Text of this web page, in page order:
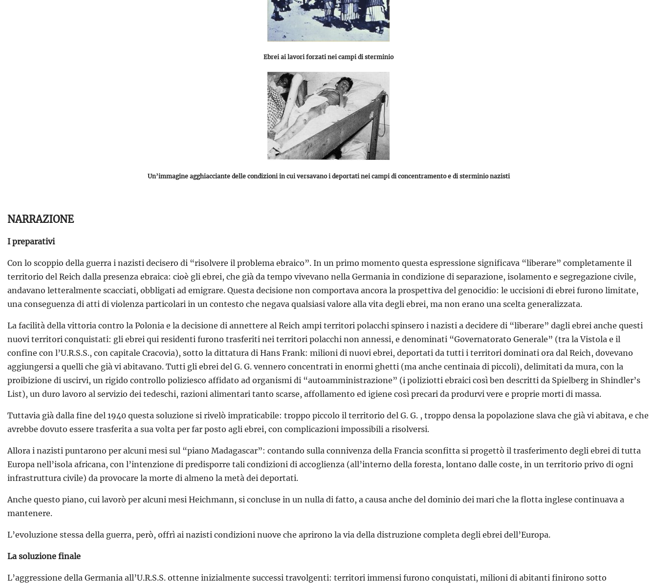
Ebrei ai lavori forzati nei campi di sterminio
Un’immagine agghiacciante delle condizioni in cui versavano i deportati nei campi di concentramento e di sterminio nazisti
NARRAZIONE
I preparativi
Con lo scoppio della guerra i nazisti decisero di “risolvere il problema ebraico”. In un primo momento questa espressione significava “liberare” completamente il
territorio del Reich dalla presenza ebraica: cioè gli ebrei, che già da tempo vivevano nella Germania in condizione di separazione, isolamento e segregazione civile,
andavano letteralmente scacciati, obbligati ad emigrare. Questa decisione non comportava ancora la prospettiva del genocidio: le uccisioni di ebrei furono limitate,
una conseguenza di atti di violenza particolari in un contesto che negava qualsiasi valore alla vita degli ebrei, ma non erano una scelta generalizzata.
La facilità della vittoria contro la Polonia e la decisione di annettere al Reich ampi territori polacchi spinsero i nazisti a decidere di “liberare” dagli ebrei anche questi
nuovi territori conquistati: gli ebrei qui residenti furono trasferiti nei territori polacchi non annessi, e denominati “Governatorato Generale” (tra la Vistola e il
confine con l’U.R.S.S., con capitale Cracovia), sotto la dittatura di Hans Frank: milioni di nuovi ebrei, deportati da tutti i territori dominati ora dal Reich, dovevano
aggiungersi a quelli che già vi abitavano. Tutti gli ebrei del G. G. vennero concentrati in enormi ghetti (ma anche centinaia di piccoli), delimitati da mura, con la
proibizione di uscirvi, un rigido controllo poliziesco affidato ad organismi di “autoamministrazione” (i poliziotti ebraici così ben descritti da Spielberg in Shindler’s
List), un duro lavoro al servizio dei tedeschi, razioni alimentari tanto scarse, affollamento ed igiene così precari da produrvi vere e proprie morti di massa.
Tuttavia già dalla fine del 1940 questa soluzione si rivelò impraticabile: troppo piccolo il territorio del G. G. , troppo densa la popolazione slava che già vi abitava, e che
avrebbe dovuto essere trasferita a sua volta per far posto agli ebrei, con complicazioni impossibili a risolversi.
Allora i nazisti puntarono per alcuni mesi sul “piano Madagascar”: contando sulla connivenza della Francia sconfitta si progettò il trasferimento degli ebrei di tutta
Europa nell’isola africana, con l’intenzione di predisporre tali condizioni di accoglienza (all’interno della foresta, lontano dalle coste, in un territorio privo di ogni
infrastruttura civile) da provocare la morte di almeno la metà dei deportati.
Anche questo piano, cui lavorò per alcuni mesi Heichmann, si concluse in un nulla di fatto, a causa anche del dominio dei mari che la flotta inglese continuava a
mantenere.
L’evoluzione stessa della guerra, però, offrì ai nazisti condizioni nuove che aprirono la via della distruzione completa degli ebrei dell’Europa.
La soluzione finale
L’aggressione della Germania all’U.R.S.S. ottenne inizialmente successi travolgenti: territori immensi furono conquistati, milioni di abitanti finirono sotto